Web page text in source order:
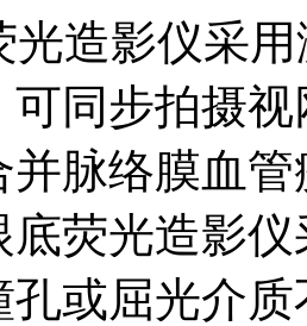
影仪采用
可同步拍摄
并脉络膜血
底荧光造影
孔或屈光介